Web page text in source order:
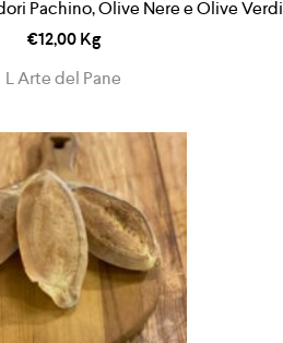
Pachino, Olive Nere e Olive Verdi
€12,00Kg
L Arte del Pane